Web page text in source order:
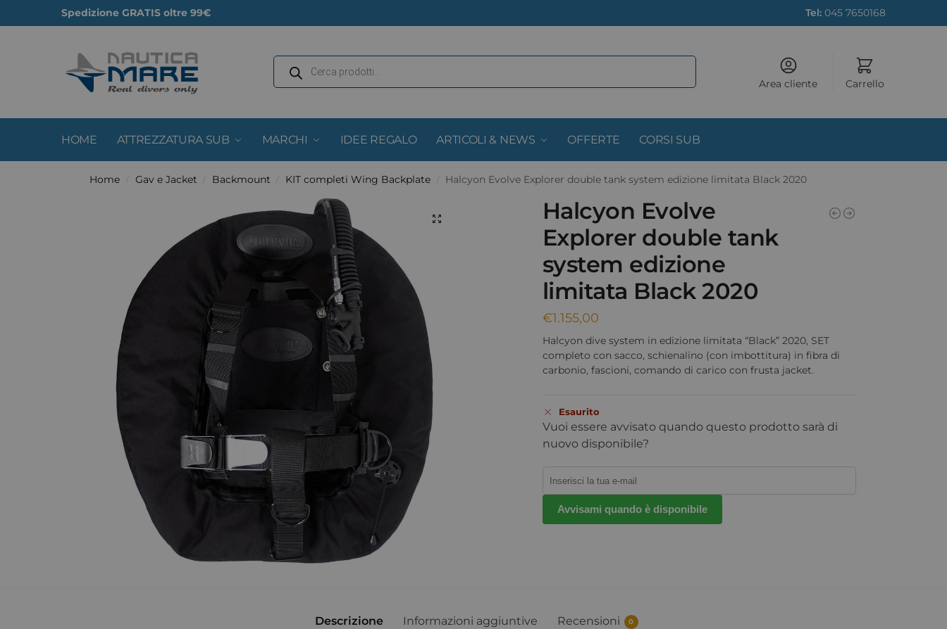
Spedizione GRATIS oltre 99€ Tel: 045 7650168
Area cliente Carrello
HOME ATTREZZATURA SUB MARCHI IDEE REGALO ARTICOLI & NEWS OFFERTE CORSI SUB
Home Gav e Jacket Backmount KIT completi Wing Backplate Halcyon Evolve Explorer double tank system edizione limitata Black 2020
Halcyon Evolve
Explorer double tank
system edizione
limitata Black 2020
€1.155,00
Halcyon dive system in edizione limitata “Black” 2020, SET
completo con sacco, schienalino (con imbottitura) in fibra di
carbonio, fascioni, comando di carico con frusta jacket.
Esaurito
Vuoi essere avvisato quando questo prodotto sarà di
nuovo disponibile?
Avvisami quando è disponibile
Descrizione Informazioni aggiuntive Recensioni 0